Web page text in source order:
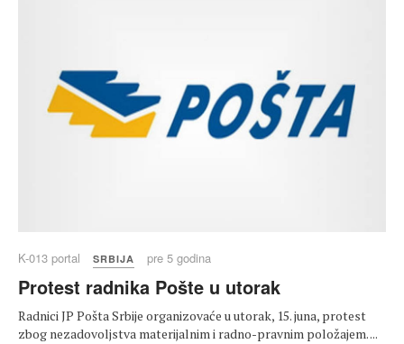
K-013 portal SRBIJA pre 5 godina
Protest radnika Pošte u utorak
Radnici JP Pošta Srbije organizovaće u utorak, 15. juna, protest
zbog nezadovoljstva materijalnim i radno-pravnim položajem. ...